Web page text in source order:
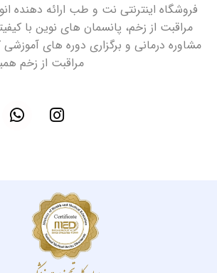
فروشگاه اینترنتی نت و طب ارائه
مراقبت از زخم، پانسمان های نوین با
مشاوره درمانی و برگزاری دوره های
مراقبت از زخم